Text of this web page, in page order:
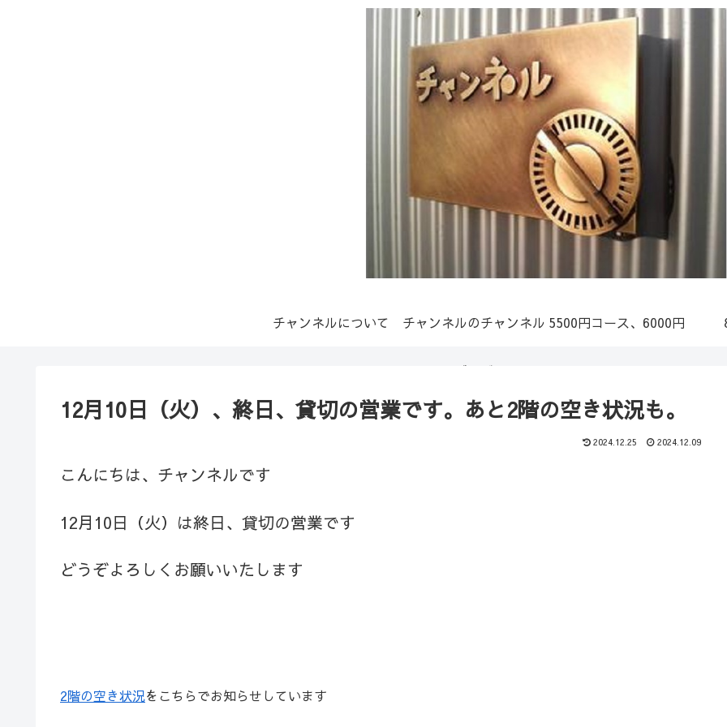
チャンネルについて チャンネルのチャンネル
（ブログ）
5500円コース、6000円
12月10日（火）、終日、貸切の営業です。あと2階の空き状況も。
2024.12.25 2024.12.09
こんにちは、チャンネルです
12月10日（火）は終日、貸切の営業です
どうぞよろしくお願いいたします
2階の空き状況をこちらでお知らせしています